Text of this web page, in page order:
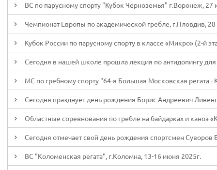
ВС по парусному спорту "Кубок Черноземья" г.Воронеж, 27
Чемпионат Европы по академической гребле, г.Пловдив,
Кубок России по парусному спорту в классе «Микро» (2-й
Сегодня в нашей школе прошла лекция по антидопингу
МС по гребному спорту "64-я Большая Московская регата
Сегодня празднует день рождения Борис Андреевич
Областные соревнования по гребле на байдарках и каноэ
Сегодня отмечает свой день рождения спортсмен Суворов
ВС "Коломенская регата", г.Коломна, 13-16 июня 2025г.